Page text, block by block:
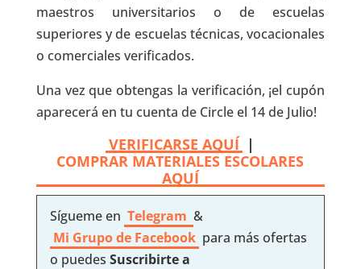
maestros universitarios o de escuelas
superiores y de escuelas técnicas, vocacionales
o comerciales verificados.
Una vez que obtengas la verificación, ¡el cupón
aparecerá en tu cuenta de Circle el 14 de Julio!
VERIFICARSE AQUÍ |
COMPRAR MATERIALES ESCOLARES
AQUÍ
Sígueme en Telegram &
Mi Grupo de Facebook para más ofertas
o puedes Suscribirte a